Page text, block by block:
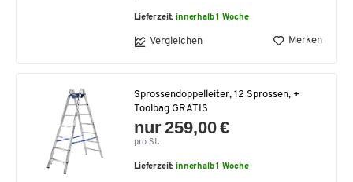
Lieferzeit:innerhalb 1 Woche
Vergleichen Merken
Sprossendoppelleiter, 12 Sprossen, +
Toolbag GRATIS
nur 259,00 €
pro St.
Lieferzeit:innerhalb 1 Woche